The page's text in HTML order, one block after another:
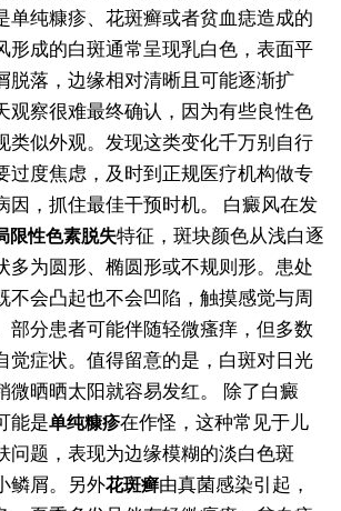
单纯糠疹、花斑癣或者贫血痣造成的
形成的白斑通常呈现乳白色，表面平
脱落，边缘相对清晰且可能逐渐扩
观察很难最终确认，因为有些良性色
类似外观。发现这类变化千万别自行
过度焦虑，及时到正规医疗机构做专
因，抓住最佳干预时机。
白癜风在发
限性色素脱失特征，斑块颜色从浅白逐
多为圆形、椭圆形或不规则形。患处
不会凸起也不会凹陷，触摸感觉与周
部分患者可能伴随轻微瘙痒，但多数
觉症状。值得留意的是，白斑对日光
微晒晒太阳就容易发红。
除了白癜
能是单纯糠疹在作怪，这种常见于儿
问题，表现为边缘模糊的淡白色斑
鳞屑。另外花斑癣由真菌感染引起，